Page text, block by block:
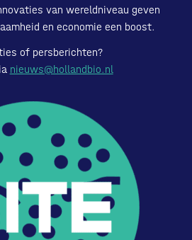
van wereldniveau geven
en economie een boost.
of persberichten?
nieuws@hollandbio.nl